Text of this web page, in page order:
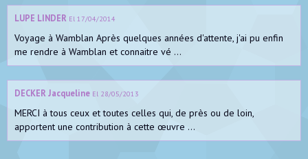
LUPE LINDER El 17/04/2014
Voyage à Wamblan Après quelques années d'attente, j'ai pu enfin
me rendre à Wamblan et connaitre vé ...
DECKER Jacqueline El 28/05/2013
MERCI à tous ceux et toutes celles qui, de près ou de loin,
apportent une contribution à cette œuvre ...